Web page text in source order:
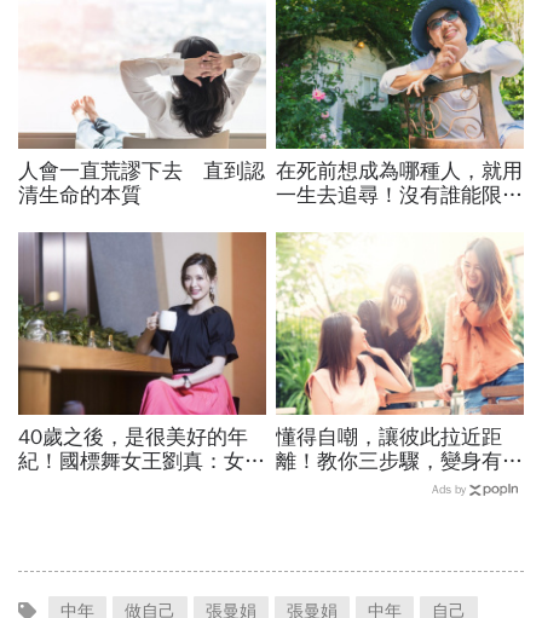
人會一直荒謬下去 直到認
清生命的本質
在死前想成為哪種人，就用
一生去追尋！沒有誰能限制
自己？
40歲之後，是很美好的年
紀！國標舞女王劉真：女人
懂得自嘲，讓彼此拉近距
離！教你三步驟，變身有溫
Ads by
中年 做自己 張曼娟 張曼娟 中年
自己